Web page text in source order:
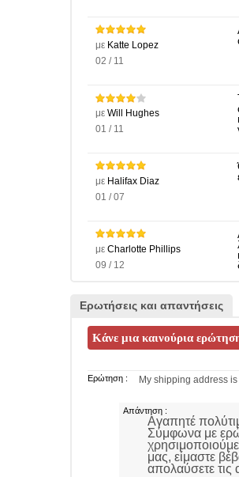
με Katte Lopez
02 / 11
με Will Hughes
01 / 11
με Halifax Diaz
01 / 07
με Charlotte Phillips
09 / 12
Ερωτήσεις και απαντήσεις
Ερώτηση : My shipping address
Απάντηση :
Αγαπητέ
Σύμφωνα με
μας, είμαστε
απολαύσετε